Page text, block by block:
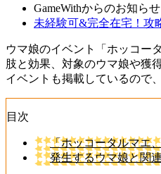
GameWithからのお知らせ
未経験可&完全在宅！攻
ウマ娘のイベント「ホッコー
肢と効果、対象のウマ娘や獲
イベントも掲載しているので
目次
「ホッコータルマエ
発生するウマ娘と関